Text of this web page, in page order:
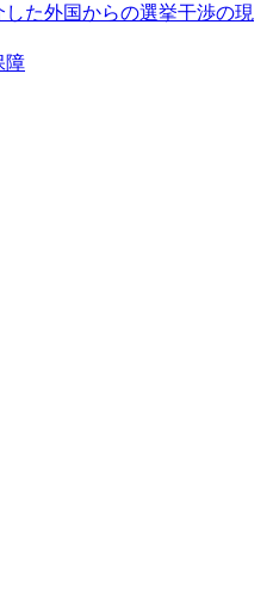
た外国からの選挙干渉の現
障